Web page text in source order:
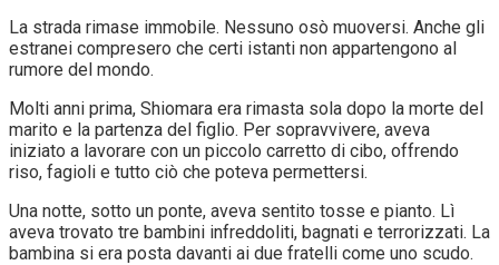
La strada rimase immobile. Nessuno osò muoversi. Anche gli
estranei compresero che certi istanti non appartengono al
rumore del mondo.
Molti anni prima, Shiomara era rimasta sola dopo la morte del
marito e la partenza del figlio. Per sopravvivere, aveva
iniziato a lavorare con un piccolo carretto di cibo, offrendo
riso, fagioli e tutto ciò che poteva permettersi.
Una notte, sotto un ponte, aveva sentito tosse e pianto. Lì
aveva trovato tre bambini infreddoliti, bagnati e terrorizzati. La
bambina si era posta davanti ai due fratelli come uno scudo.